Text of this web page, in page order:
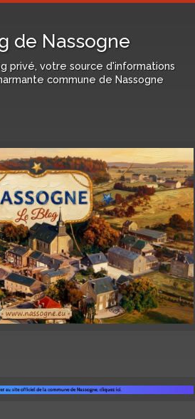
de Nassogne
privé, votre source d'informations
commune de Nassogne